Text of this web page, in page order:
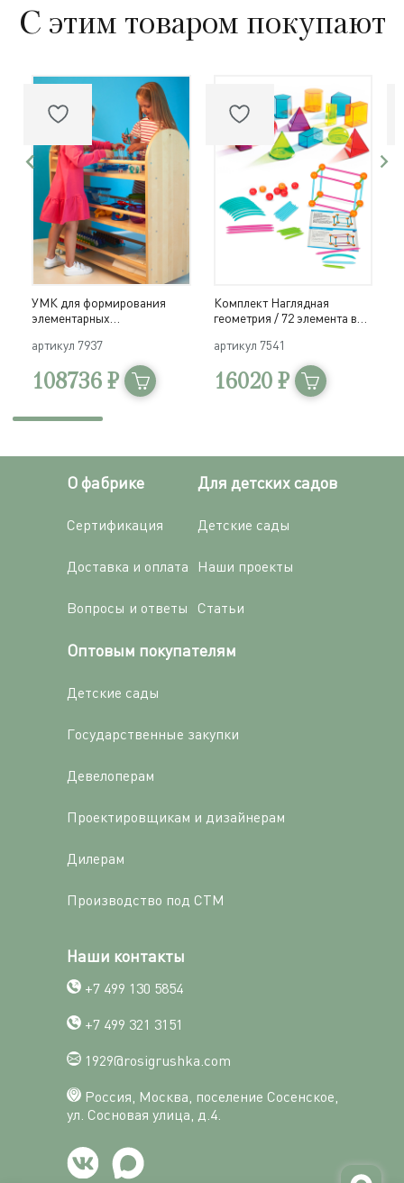
С этим товаром покупают
УМК для формирования
элементарных
представлений и развития
компетенций детей 3-7 лет /
356 элементов в мобильной
элементов
артикул 7937
108736 ₽
Комплект Наглядная
геометрия / 72 элемента в
артикул 7541
16020 ₽
О фабрике
Сертификация
Доставка и оплата
Вопросы и ответы
Для детских садов
Детские сады
Наши проекты
Статьи
Оптовым покупателям
Детские сады
Государственные закупки
Девелоперам
Проектировщикам и дизайнерам
Дилерам
Производство под СТМ
Наши контакты
+7 499 130 5854
+7 499 321 3151
1929@rosigrushka.com
Россия, Москва, поселение Сосенское,
ул. Сосновая улица, д.4.